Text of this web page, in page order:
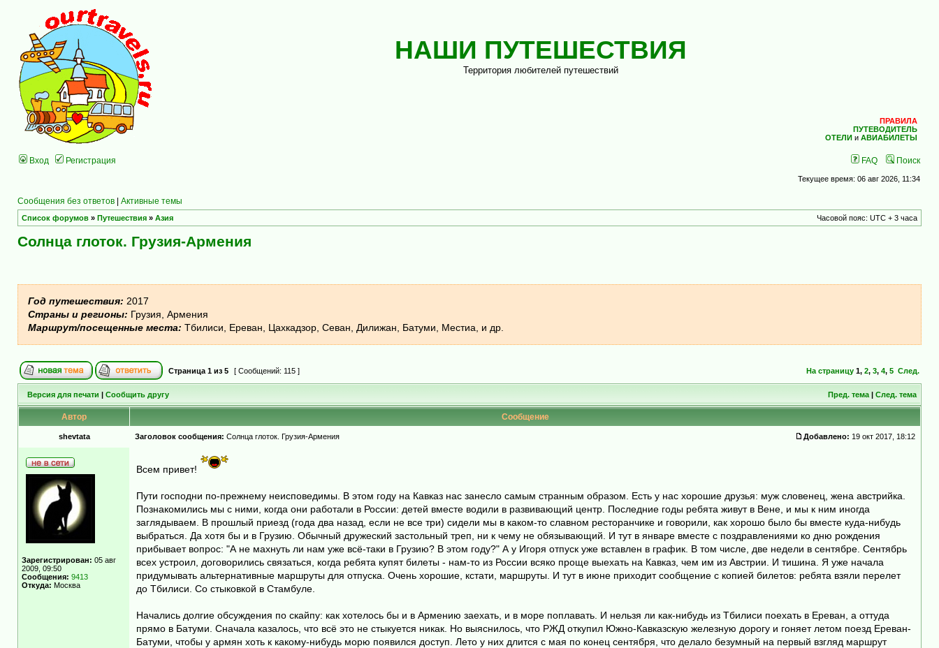
НАШИ ПУТЕШЕСТВИЯ
Территория любителей путешествий
ПРАВИЛА
ПУТЕВОДИТЕЛЬ
ОТЕЛИ и АВИАБИЛЕТЫ
Вход Регистрация FAQ Поиск
Текущее время: 06 авг 2026, 11:34
Сообщения без ответов | Активные темы
Список форумов » Путешествия » Азия Часовой пояс: UTC + 3 часа
Солнца глоток. Грузия-Армения
Год путешествия: 2017
Страны и регионы: Грузия, Армения
Маршрут/посещенные места: Тбилиси, Ереван, Цахкадзор, Севан, Дилижан, Батуми, Местиа, и др.
Страница 1 из 5 [ Сообщений: 115 ] На страницу 1, 2, 3, 4, 5 След.
Версия для печати | Сообщить другу Пред. тема | След. тема
Автор Сообщение
shevtata Заголовок сообщения: Солнца глоток. Грузия-Армения Добавлено: 19 окт 2017, 18:12
Зарегистрирован: 05 авг
2009, 09:50
Сообщения: 9413
Откуда: Москва
Всем привет!
Пути господни по-прежнему неисповедимы. В этом году на Кавказ нас занесло самым странным образом. Есть у нас хорошие друзья: муж словенец, жена австрийка.
Познакомились мы с ними, когда они работали в России: детей вместе водили в развивающий центр. Последние годы ребята живут в Вене, и мы к ним иногда
заглядываем. В прошлый приезд (года два назад, если не все три) сидели мы в каком-то славном ресторанчике и говорили, как хорошо было бы вместе куда-нибудь
выбраться. Да хотя бы и в Грузию. Обычный дружеский застольный треп, ни к чему не обязывающий. И тут в январе вместе с поздравлениями ко дню рождения
прибывает вопрос: "А не махнуть ли нам уже всё-таки в Грузию? В этом году?" А у Игоря отпуск уже вставлен в график. В том числе, две недели в сентябре. Сентябрь
всех устроил, договорились связаться, когда ребята купят билеты - нам-то из России всяко проще выехать на Кавказ, чем им из Австрии. И тишина. Я уже начала
придумывать альтернативные маршруты для отпуска. Очень хорошие, кстати, маршруты. И тут в июне приходит сообщение с копией билетов: ребята взяли перелет
до Тбилиси. Со стыковкой в Стамбуле.
Начались долгие обсуждения по скайпу: как хотелось бы и в Армению заехать, и в море поплавать. И нельзя ли как-нибудь из Тбилиси поехать в Ереван, а оттуда
прямо в Батуми. Сначала казалось, что всё это не стыкуется никак. Но выяснилось, что РЖД откупил Южно-Кавказскую железную дорогу и гоняет летом поезд Ереван-
Батуми, чтобы у армян хоть к какому-нибудь морю появился доступ. Лето у них длится с мая по конец сентября, что делало безумный на первый взгляд маршрут